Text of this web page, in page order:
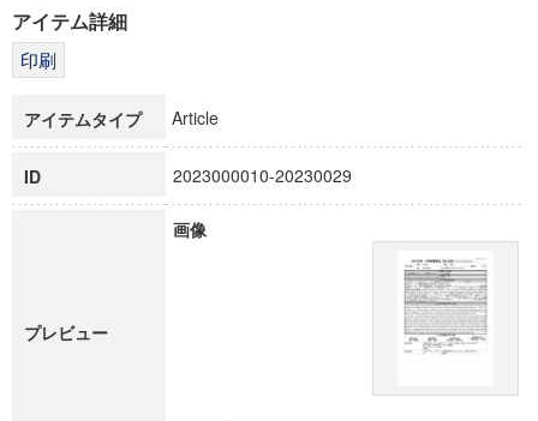
科学研究費補助金研究成果報告書
博士課程教育リーディングプログラム「超成熟社会発展のサ
アイテム詳細
アイテムタイプ Article
ID 2023000010-20230029
プレビュー
画像